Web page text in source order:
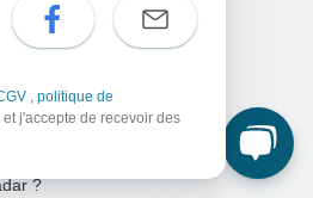
?
, politique de
et j'accepte de recevoir des